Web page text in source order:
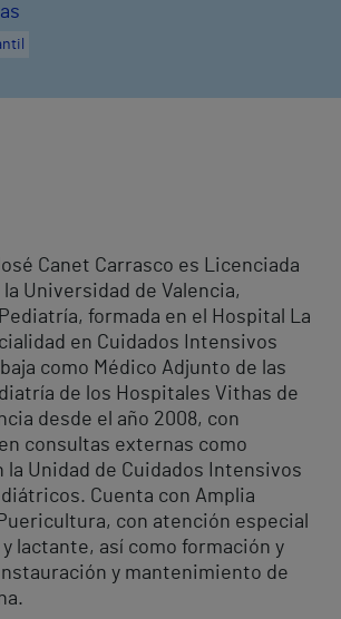
Canet Carrasco es Licenciada
Universidad de Valencia,
formada en el Hospital La
en Cuidados Intensivos
como Médico Adjunto de las
de los Hospitales Vithas de
desde el año 2008, con
consultas externas como
la Unidad de Cuidados Intensivos
Cuenta con Amplia
con atención especial
lactante, así como formación y
y mantenimiento de